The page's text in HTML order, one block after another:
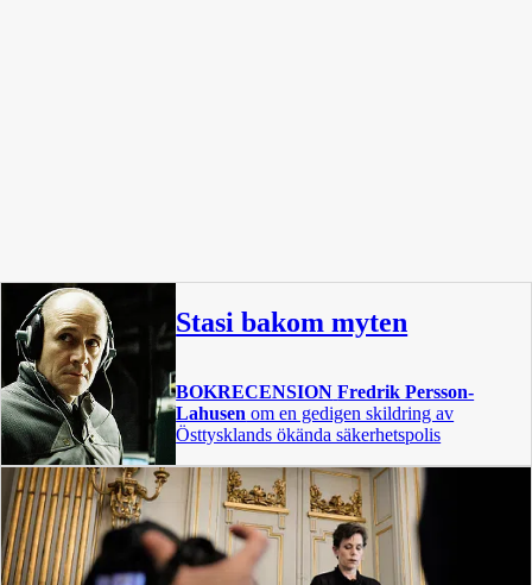
Stasi bakom myten
BOKRECENSION Fredrik Persson-
Lahusen om en gedigen skildring av
Östtysklands ökända säkerhetspolis